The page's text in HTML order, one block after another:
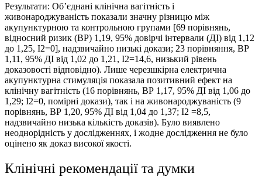
Результати: Об’єднані клінічна вагітність і
живонароджуваність показали значну різницю між
акупунктурною та контрольною групами [69 порівнянь,
відносний ризик (ВР) 1,19, 95% довірчі інтервали (ДІ) від 1,12
до 1,25, I2=0], надзвичайно низькі докази; 23 порівняння, ВР
1,11, 95% ДІ від 1,02 до 1,21, I2=14,6, низький рівень
доказовості відповідно). Лише черезшкірна електрична
акупунктурна стимуляція показала позитивний ефект на
клінічну вагітність (16 порівнянь, ВР 1,17, 95% ДІ від 1,06 до
1,29; I2=0, помірні докази), так і на живонароджуваність (9
порівнянь, ВР 1,20, 95% ДІ від 1,04 до 1,37; I2 =8,5,
надзвичайно низька кількість доказів). Було виявлено
неоднорідність у дослідженнях, і жодне дослідження не було
оцінено як доказ високої якості.
Клінічні рекомендації та думки